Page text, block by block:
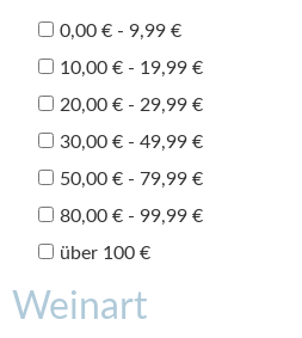
0,00 € - 9,99 €
10,00 € - 19,99 €
20,00 € - 29,99 €
30,00 € - 49,99 €
50,00 € - 79,99 €
80,00 € - 99,99 €
über 100 €
Weinart